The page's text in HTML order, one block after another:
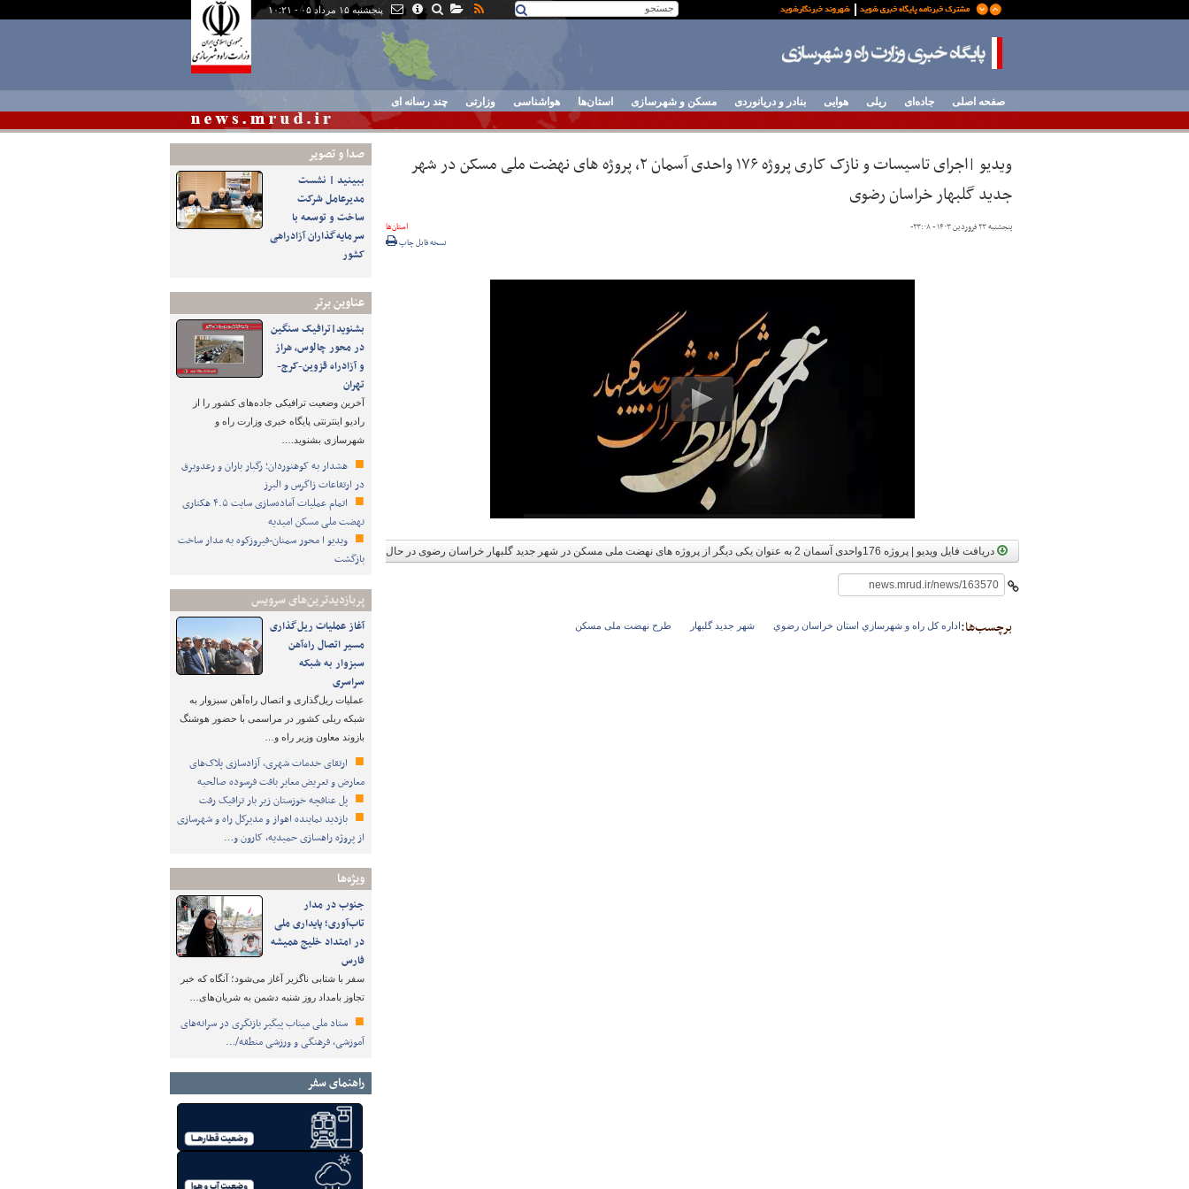
پنجشنبه ۱۵ مرداد ۰۵ - ۱۰:۲۱
صفحه اصلی جاده‌ای ریلی هوایی بنادر و دریانوردی مسکن و شهرسازی استان‌ها هواشناسی وزارتی چند رسانه ای
صدا و تصوير
ببینید | نشست
مدیرعامل شرکت
ساخت و توسعه با
سرمایه‌گذاران آزادراهی
کشور
عناوین برتر
بشنوید|ترافیک سنگین
در محور چالوس، هراز
و آزادراه قزوین-کرج-
تهران
آخرین وضعیت ترافیکی جاده‌های کشور را از
رادیو اینترنتی پایگاه خبری وزارت راه و
شهرسازی بشنوید.…
هشدار به کوهنوردان؛ رگبار باران و رعدوبرق
در ارتفاعات زاگرس و البرز
اتمام عملیات آماده‌سازی سایت ۴.۵ هکتاری
نهضت ملی مسکن امیدیه
ویدیو ا محور سمنان-فیروزکوه به مدار ساخت
بازگشت
پربازدیدترین‌های سرویس
آغاز عملیات ریل‌گذاری
مسیر اتصال راه‌آهن
سبزوار به شبکه
سراسری
عملیات ریل‌گذاری و اتصال راه‌آهن سبزوار به
شبکه ریلی کشور در مراسمی با حضور هوشنگ
بازوند معاون وزیر راه و…
ارتقای خدمات شهری، آزادسازی پلاک‌های
معارض و تعریض معابر بافت فرسوده صالحیه
پل عنافچه خوزستان زیر بار ترافیک رفت
بازدید نماینده اهواز و مدیرکل راه و شهرسازی
از پروژه راهسازی حمیدیه، کارون و…
ویژه‌ها
جنوب در مدار
تاب‌آوری؛ پایداری ملی
در امتداد خلیج همیشه
فارس
سفر با شتابی ناگزیر آغاز می‌شود؛ آنگاه که خبر
تجاوز بامداد روز شنبه دشمن به شریان‌های…
ستاد ملی میناب پیگیر بازنگری در سرانه‌های
آموزشی، فرهنگی و ورزشی منطقه/…
راهنمای سفر
ویدیو |اجرای تاسیسات و نازک کاری پروژه ۱۷۶ واحدی آسمان ۲، پروژه های نهضت ملی مسکن در شهر
جدید گلبهار خراسان رضوی
پنجشنبه ۲۳ فروردین ۱۴۰۳ - ۲۳:۰۸ -
استان‌ها
نسخه قابل چاپ
دریافت فایل ویدیو | پروژه 176واحدی آسمان 2 به عنوان یکی دیگر از پروژه های نهضت ملی مسکن در شهر جدید گلبهار خراسان رضوی در حال برداشتن گام اجرای تاسیسات و نازک کاری با حجم
برچسب‌ها:اداره كل راه و شهرسازي استان خراسان رضوي شهر جدید گلبهار طرح نهضت ملی مسکن